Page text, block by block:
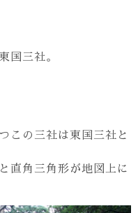
国三社。
この三社は東国三社と
直角三角形が地図上に